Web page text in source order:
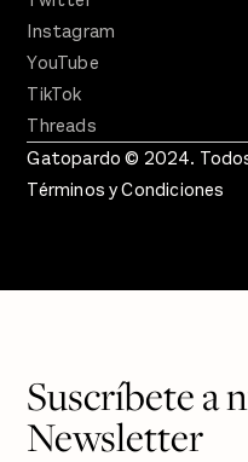
Instagram
YouTube
TikTok
Threads
Gatopardo © 2024.
Términos y Condiciones
Suscríbete a
Newsletter